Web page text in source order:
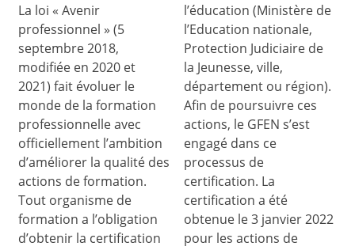
La loi « Avenir
professionnel » (5
septembre 2018,
modifiée en 2020 et
2021) fait évoluer le
monde de la formation
professionnelle avec
officiellement l’ambition
d’améliorer la qualité des
actions de formation.
Tout organisme de
formation a l’obligation
d’obtenir la certification
l’éducation (Ministère de
l’Education nationale,
Protection Judiciaire de
la Jeunesse, ville,
département ou région).
Afin de poursuivre ces
actions, le GFEN s’est
engagé dans ce
processus de
certification. La
certification a été
obtenue le 3 janvier 2022
pour les actions de